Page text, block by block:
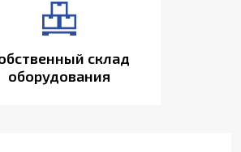
склад
оборудования